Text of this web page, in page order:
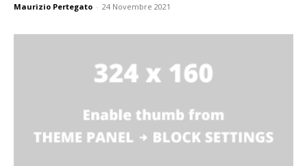
Maurizio Pertegato - 24 Novembre 2021